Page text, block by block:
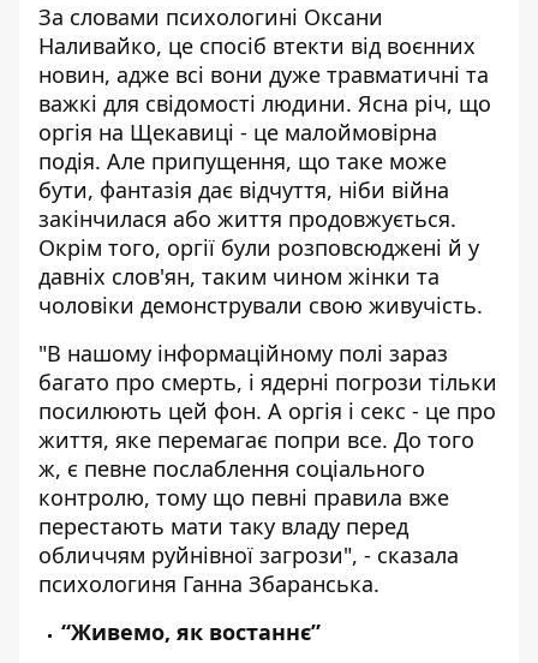
За словами психологині Оксани
Наливайко, це спосіб втекти від воєнних
новин, адже всі вони дуже травматичні та
важкі для свідомості людини. Ясна річ, що
оргія на Щекавиці - це малоймовірна
подія. Але припущення, що таке може
бути, фантазія дає відчуття, ніби війна
закінчилася або життя продовжується.
Окрім того, оргії були розповсюджені й у
давніх слов'ян, таким чином жінки та
чоловіки демонстрували свою живучість.
"В нашому інформаційному полі зараз
багато про смерть, і ядерні погрози тільки
посилюють цей фон. А оргія і секс - це про
життя, яке перемагає попри все. До того
ж, є певне послаблення соціального
контролю, тому що певні правила вже
перестають мати таку владу перед
обличчям руйнівної загрози", - сказала
психологиня Ганна Збаранська.
“Живемо, як востаннє”